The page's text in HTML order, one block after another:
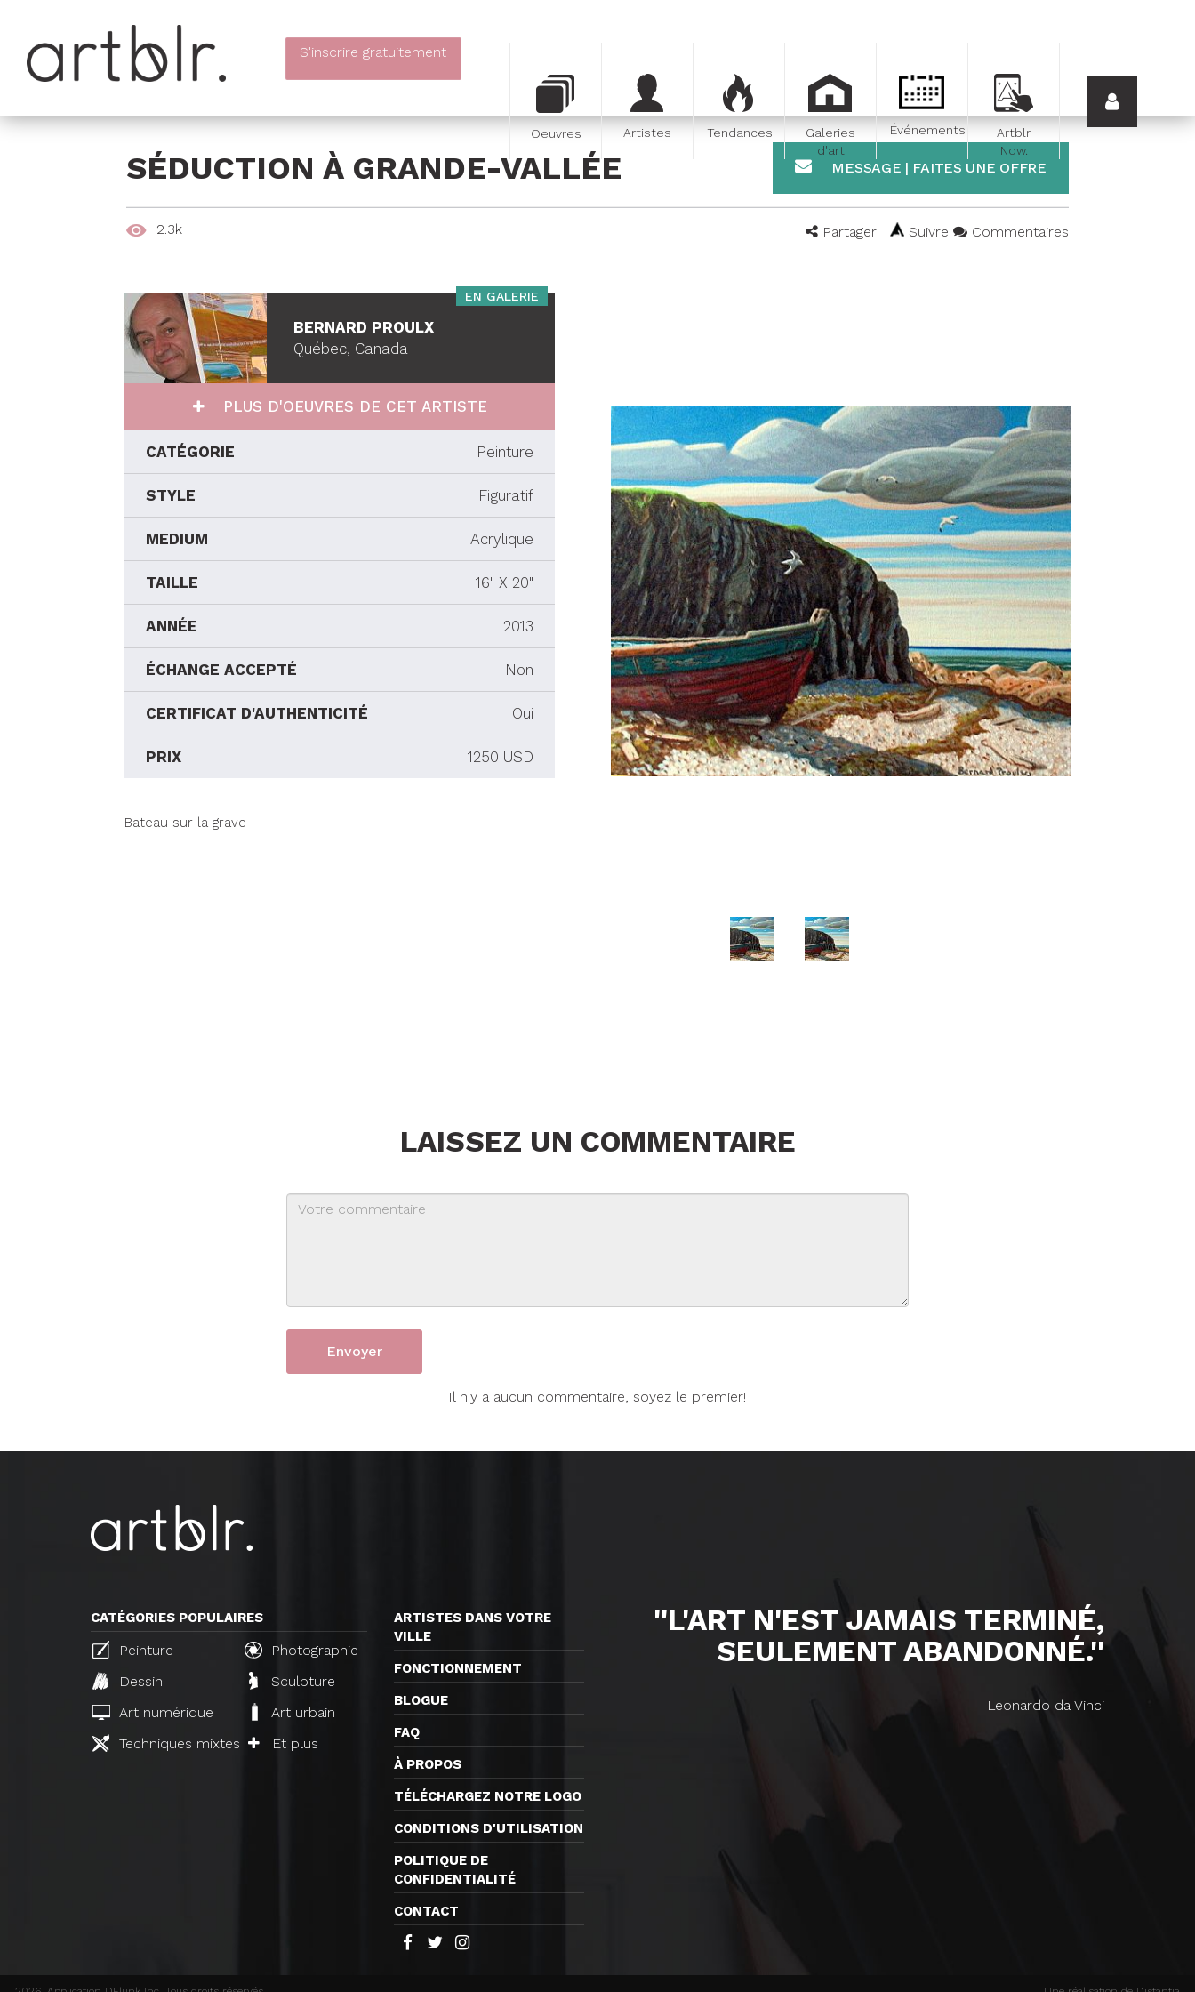
S'inscrire gratuitement
Oeuvres Artistes Tendances
Galeries
d'art
Événements
Artblr
Now.
SÉDUCTION À GRANDE-VALLÉE MESSAGE | FAITES UNE OFFRE
2.3k Partager Suivre Commentaires
BERNARD PROULX
Québec, Canada
EN GALERIE
PLUS D'OEUVRES DE CET ARTISTE
CATÉGORIE Peinture
STYLE Figuratif
MEDIUM Acrylique
TAILLE 16" X 20"
ANNÉE 2013
ÉCHANGE ACCEPTÉ Non
CERTIFICAT D'AUTHENTICITÉ Oui
PRIX 1250 USD
Bateau sur la grave
LAISSEZ UN COMMENTAIRE
Il n'y a aucun commentaire, soyez le premier!
CATÉGORIES POPULAIRES
Peinture
Photographie
Dessin
Sculpture
Art numérique
Art urbain
Techniques mixtes
Et plus
ARTISTES DANS VOTRE
VILLE
FONCTIONNEMENT
BLOGUE
FAQ
À PROPOS
TÉLÉCHARGEZ NOTRE LOGO
CONDITIONS D'UTILISATION
POLITIQUE DE
CONFIDENTIALITÉ
CONTACT
''L'ART N'EST JAMAIS TERMINÉ,
SEULEMENT ABANDONNÉ.''
Leonardo da Vinci